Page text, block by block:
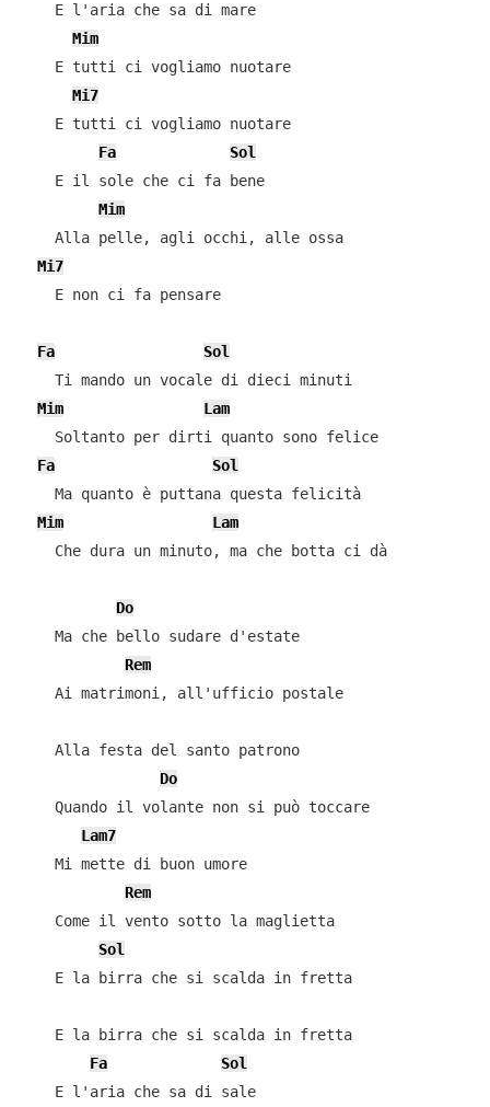
    E l'aria che sa di mare
Mim
    E tutti ci vogliamo nuotare
Mi7
    E tutti ci vogliamo nuotare
Fa
Sol
    E il sole che ci fa bene
Mim
    Alla pelle, agli occhi, alle ossa
Mi7
    E non ci fa pensare
Fa
Sol
    Ti mando un vocale di dieci minuti
Mim
Lam
    Soltanto per dirti quanto sono felice
Fa
Sol
    Ma quanto è puttana questa felicità
Mim
Lam
    Che dura un minuto, ma che botta ci dà
Do
    Ma che bello sudare d'estate
Rem
    Ai matrimoni, all'ufficio postale
    Alla festa del santo patrono
Do
    Quando il volante non si può toccare
Lam7
    Mi mette di buon umore
Rem
    Come il vento sotto la maglietta
Sol
    E la birra che si scalda in fretta
    E la birra che si scalda in fretta
Fa
Sol
    E l'aria che sa di sale